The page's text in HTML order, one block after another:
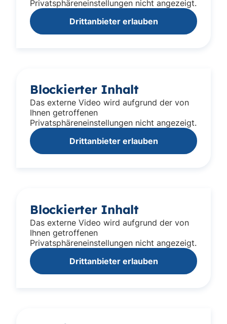
Privatsphäreneinstellungen nicht angezeigt.
Drittanbieter erlauben
Blockierter Inhalt
Das externe Video wird aufgrund der von
Ihnen getroffenen
Privatsphäreneinstellungen nicht angezeigt.
Drittanbieter erlauben
Blockierter Inhalt
Das externe Video wird aufgrund der von
Ihnen getroffenen
Privatsphäreneinstellungen nicht angezeigt.
Drittanbieter erlauben